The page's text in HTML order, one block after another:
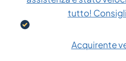
tutto!
Acquirente